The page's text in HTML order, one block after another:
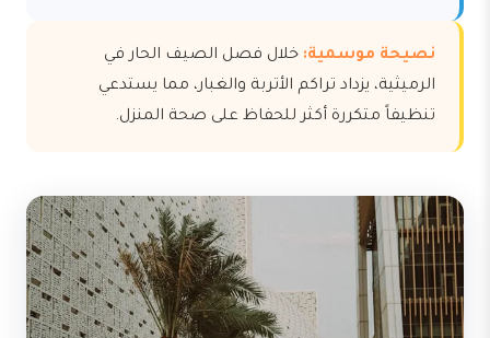
نصيحة موسمية: خلال فصل الصيف الحار في
الرميثية، يزداد تراكم الأتربة والغبار، مما يستدعي
تنظيفاً متكررة أكثر للحفاظ على صحة المنزل.